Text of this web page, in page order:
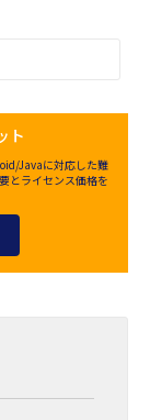
ト
Javaに対応した難
とライセンス価格を